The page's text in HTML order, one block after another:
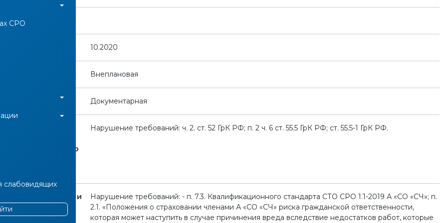
СРО
слабовидящих
10.2020
Внеплановая
Документарная
РФ о
деятельности, о
Нарушение требований: ч. 2. ст. 52 ГрК РФ; п. 2 ч. 6 ст. 55.5 ГрК РФ; ст. 55.5-1 ГрК РФ.
документов и
Нарушение требований: - п. 7.3. Квалификационного стандарта СТО СРО 1.1-2019 А «СО «СЧ»; п.
2.1. «Положения о страховании членами А «СО «СЧ» риска гражданской ответственности,
которая может наступить в случае причинения вреда вследствие недостатков работ, которые